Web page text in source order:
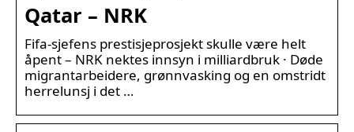
Qatar – NRK
Fifa-sjefens prestisjeprosjekt skulle være helt
åpent – NRK nektes innsyn i milliardbruk · Døde
migrantarbeidere, grønnvasking og en omstridt
herrelunsj i det …